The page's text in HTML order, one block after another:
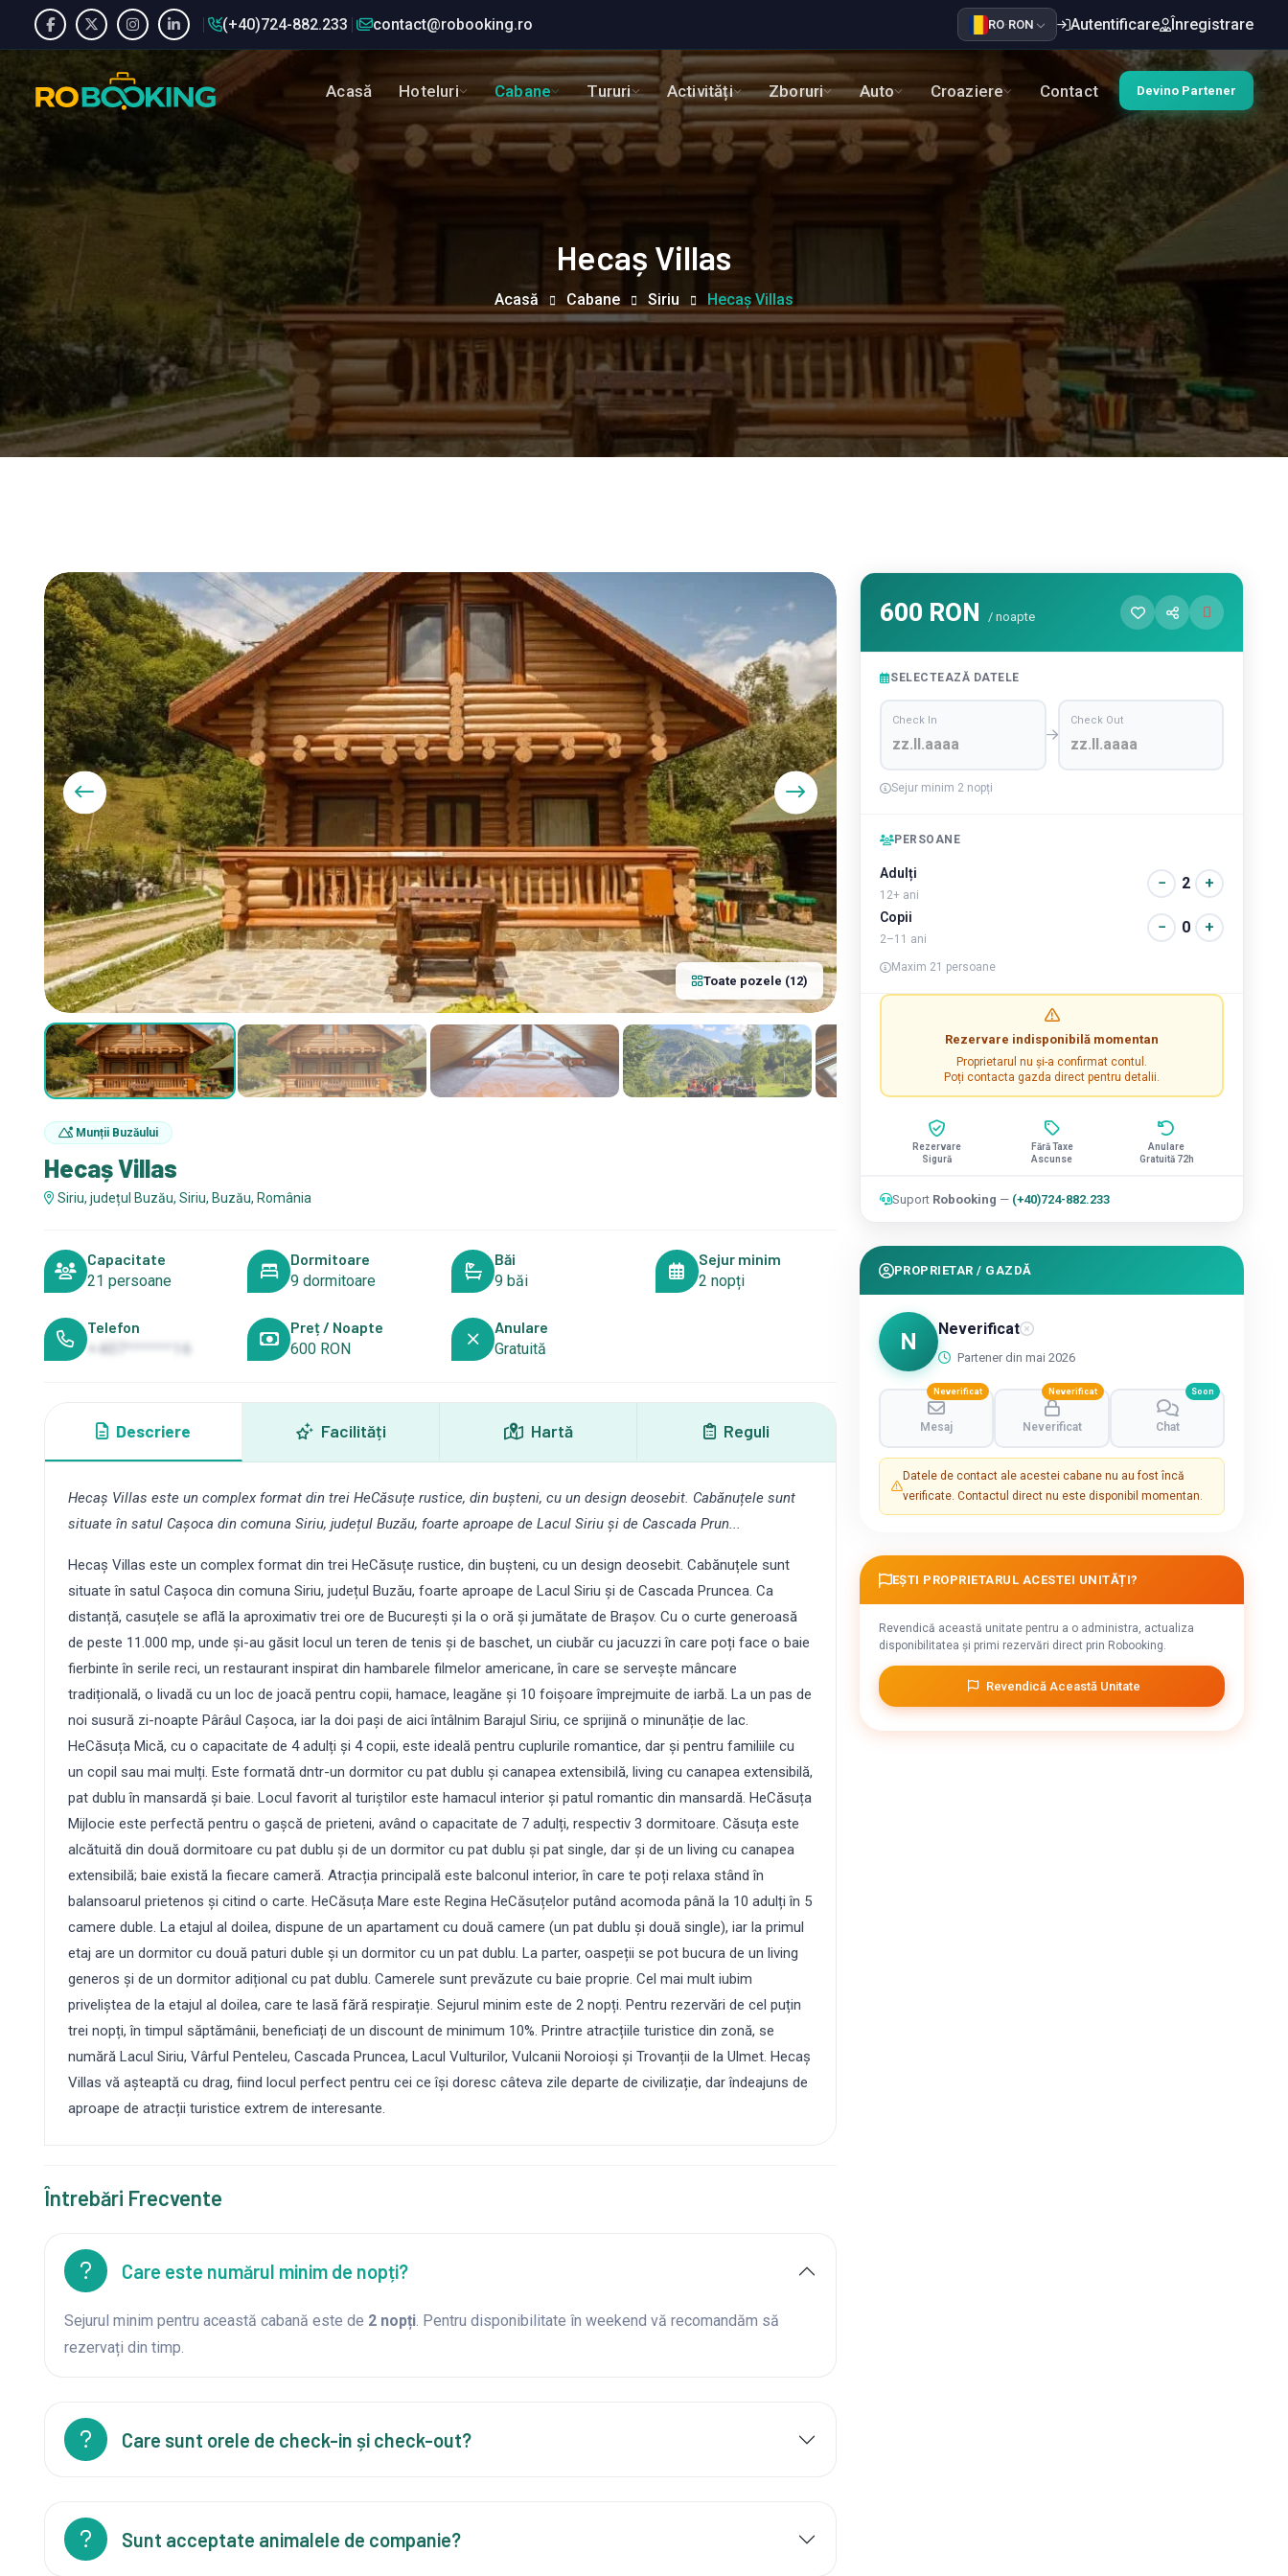
(+40)724-882.233 contact@robooking.ro RO·RON Autentificare Înregistrare
Acasă Hoteluri Cabane Tururi Activități Zboruri Auto Croaziere Contact Devino Partener
Hecaș Villas
Acasă Cabane Siriu Hecaș Villas
Toate pozele (12)
Munții Buzăului
Hecaș Villas
Siriu, județul Buzău, Siriu, Buzău, România
Capacitate
21 persoane
Dormitoare
9 dormitoare
Băi
9 băi
Sejur minim
2 nopți
Telefon
+407******16
Preț / Noapte
600 RON
Anulare
Gratuită
Descriere Facilități Hartă Reguli
Hecaș Villas este un complex format din trei HeCăsuțe rustice, din bușteni, cu un design deosebit. Cabănuțele sunt
situate în satul Cașoca din comuna Siriu, județul Buzău, foarte aproape de Lacul Siriu și de Cascada Prun...
Hecaș Villas este un complex format din trei HeCăsuțe rustice, din bușteni, cu un design deosebit. Cabănuțele sunt
situate în satul Cașoca din comuna Siriu, județul Buzău, foarte aproape de Lacul Siriu și de Cascada Pruncea. Ca
distanță, casuțele se află la aproximativ trei ore de București și la o oră și jumătate de Brașov. Cu o curte generoasă
de peste 11.000 mp, unde și-au găsit locul un teren de tenis și de baschet, un ciubăr cu jacuzzi în care poți face o baie
fierbinte în serile reci, un restaurant inspirat din hambarele filmelor americane, în care se servește mâncare
tradițională, o livadă cu un loc de joacă pentru copii, hamace, leagăne și 10 foișoare împrejmuite de iarbă. La un pas de
noi susură zi-noapte Pârâul Cașoca, iar la doi pași de aici întâlnim Barajul Siriu, ce sprijină o minunăție de lac.
HeCăsuța Mică, cu o capacitate de 4 adulți și 4 copii, este ideală pentru cuplurile romantice, dar și pentru familiile cu
un copil sau mai mulți. Este formată dntr-un dormitor cu pat dublu și canapea extensibilă, living cu canapea extensibilă,
pat dublu în mansardă și baie. Locul favorit al turiștilor este hamacul interior și patul romantic din mansardă. HeCăsuța
Mijlocie este perfectă pentru o gașcă de prieteni, având o capacitate de 7 adulți, respectiv 3 dormitoare. Căsuța este
alcătuită din două dormitoare cu pat dublu și de un dormitor cu pat dublu și pat single, dar și de un living cu canapea
extensibilă; baie există la fiecare cameră. Atracția principală este balconul interior, în care te poți relaxa stând în
balansoarul prietenos și citind o carte. HeCăsuța Mare este Regina HeCăsuțelor putând acomoda până la 10 adulți în 5
camere duble. La etajul al doilea, dispune de un apartament cu două camere (un pat dublu și două single), iar la primul
etaj are un dormitor cu două paturi duble și un dormitor cu un pat dublu. La parter, oaspeții se pot bucura de un living
generos și de un dormitor adițional cu pat dublu. Camerele sunt prevăzute cu baie proprie. Cel mai mult iubim
priveliștea de la etajul al doilea, care te lasă fără respirație. Sejurul minim este de 2 nopți. Pentru rezervări de cel puțin
trei nopți, în timpul săptămânii, beneficiați de un discount de minimum 10%. Printre atracțiile turistice din zonă, se
numără Lacul Siriu, Vârful Penteleu, Cascada Pruncea, Lacul Vulturilor, Vulcanii Noroioși și Trovanții de la Ulmet. Hecaș
Villas vă așteaptă cu drag, fiind locul perfect pentru cei ce își doresc câteva zile departe de civilizație, dar îndeajuns de
aproape de atracții turistice extrem de interesante.
Întrebări Frecvente
Care este numărul minim de nopți?
Sejurul minim pentru această cabană este de 2 nopți. Pentru disponibilitate în weekend vă recomandăm să
rezervați din timp.
Care sunt orele de check-in și check-out?
Sunt acceptate animalele de companie?
600 RON / noapte
SELECTEAZĂ DATELE
Check In Check Out
Sejur minim 2 nopți
PERSOANE
Adulți
12+ ani
− 2 +
Copii
2–11 ani
− 0 +
Maxim 21 persoane
Rezervare indisponibilă momentan
Proprietarul nu și-a confirmat contul.
Poți contacta gazda direct pentru detalii.
Rezervare
Sigură
Fără Taxe
Ascunse
Anulare
Gratuită 72h
Suport Robooking — (+40)724-882.233
PROPRIETAR / GAZDĂ
N Neverificat
Partener din mai 2026
Mesaj
Neverificat
Neverificat
Neverificat
Chat
Soon
Datele de contact ale acestei cabane nu au fost încă
verificate. Contactul direct nu este disponibil momentan.
EȘTI PROPRIETARUL ACESTEI UNITĂȚI?
Revendică această unitate pentru a o administra, actualiza
disponibilitatea și primi rezervări direct prin Robooking.
Revendică Această Unitate